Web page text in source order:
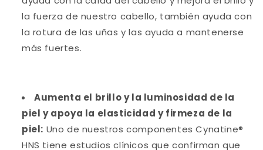
la fuerza de nuestro cabello, también ayuda con
la rotura de las uñas y las ayuda a mantenerse
más fuertes.
Aumenta el brillo y la luminosidad de la
piel y apoya la elasticidad y firmeza de la
piel: Uno de nuestros componentes Cynatine®
HNS tiene estudios clínicos que confirman que